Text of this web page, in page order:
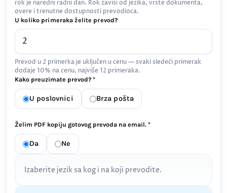
rok je naredni radni dan. Rok zavisi od jezika, vrste dokumenta,
overe i trenutne dostupnosti prevodioca.
U koliko primeraka želite prevod?
Prevod u 2 primerka je uključen u cenu — svaki sledeći primerak
dodaje 10% na cenu, najviše 12 primeraka.
Kako preuzimate prevod? *
U poslovnici Brza pošta
Želim PDF kopiju gotovog prevoda na email. *
Da Ne
Izaberite jezik sa kog i na koji prevodite.